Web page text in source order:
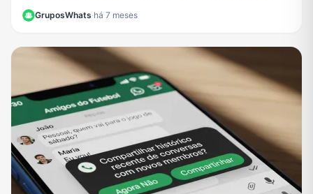
Saiba o impacto na privacidade e como se preparar.
GruposWhats·há 7 meses